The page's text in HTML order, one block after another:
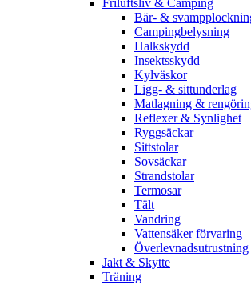
Friluftsliv & Camping
Bär- &
Campingbelysning
Halkskydd
Insektsskydd
Kylväskor
Ligg- & sittunderlag
Matlagning &
Reflexer & Synlighet
Ryggsäckar
Sittstolar
Sovsäckar
Strandstolar
Termosar
Tält
Vandring
Vattensäker förvaring
Överlevnadsutrustning
Jakt & Skytte
Träning